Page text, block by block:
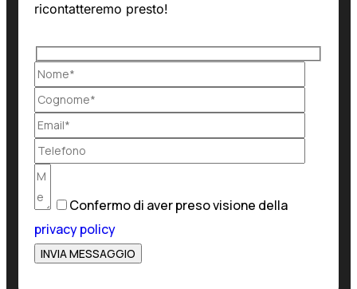
ricontatteremo presto!
Confermo di aver preso visione della
privacy policy